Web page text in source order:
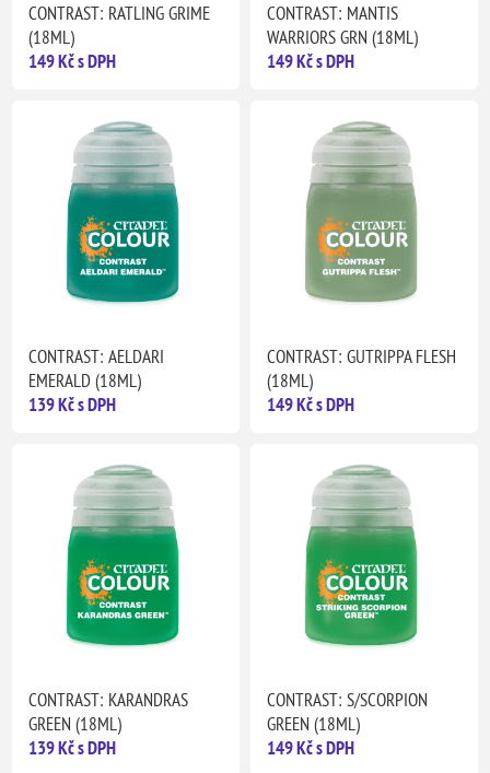
CONTRAST: RATLING GRIME
(18ML)
149 Kč s DPH
CONTRAST: MANTIS
WARRIORS GRN (18ML)
149 Kč s DPH
CONTRAST: AELDARI
EMERALD (18ML)
139 Kč s DPH
CONTRAST: GUTRIPPA FLESH
(18ML)
149 Kč s DPH
CONTRAST: KARANDRAS
GREEN (18ML)
139 Kč s DPH
CONTRAST: S/SCORPION
GREEN (18ML)
149 Kč s DPH